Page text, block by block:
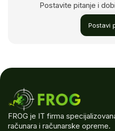
Postavite pitanje i
Postavi
FROG je IT firma
računara i računarske opreme.